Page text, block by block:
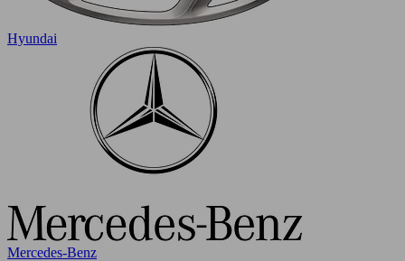
Hyundai
Mercedes-Benz